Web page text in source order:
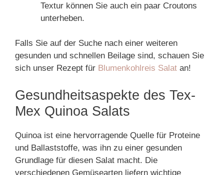
Textur können Sie auch ein paar Croutons
unterheben.
Falls Sie auf der Suche nach einer weiteren
gesunden und schnellen Beilage sind, schauen Sie
sich unser Rezept für Blumenkohlreis Salat an!
Gesundheitsaspekte des Tex-
Mex Quinoa Salats
Quinoa ist eine hervorragende Quelle für Proteine
und Ballaststoffe, was ihn zu einer gesunden
Grundlage für diesen Salat macht. Die
verschiedenen Gemüsearten liefern wichtige